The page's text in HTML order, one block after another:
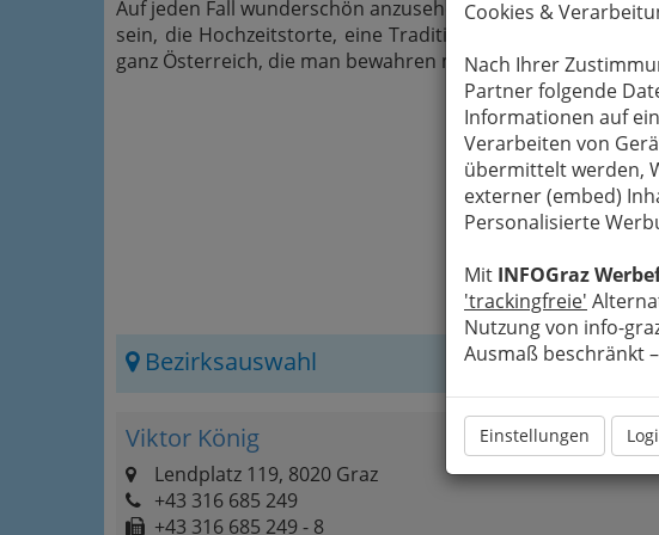
Cookies &
Nach Ihrer
Partner folgende
Informationen auf
Verarbeiten von
übermittelt werden,
externer (embed)
Personalisierte
Mit INFOGraz
'trackingfreie'
Nutzung von info-
Ausmaß beschränkt
Einstellungen
Auf jeden Fall wunderschön anzusehen und köstlich muss
sein, die Hochzeitstorte, eine Tradition in der Steiermark, in
ganz Österreich, die man bewahren muss.
Bezirksauswahl
Viktor König
Lendplatz 119, 8020 Graz
+43 316 685 249
+43 316 685 249 - 8